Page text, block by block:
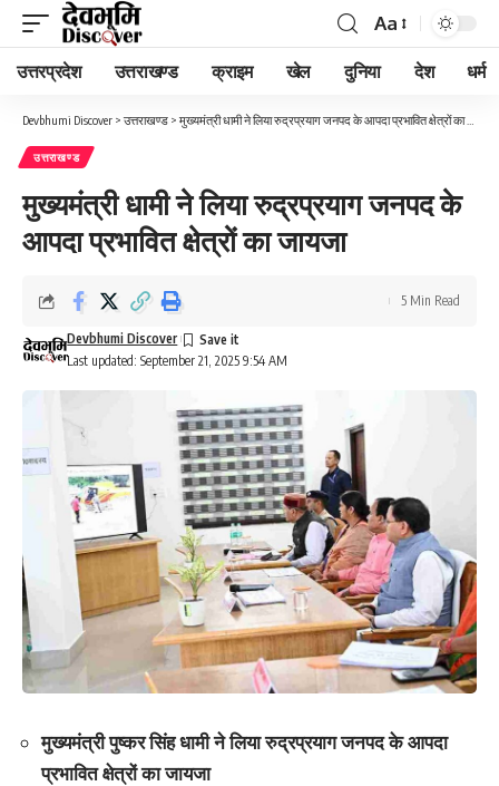
Font
Resizer
Aa
उत्तरप्रदेश उत्तराखण्ड क्राइम खेल दुनिया देश धर्म
Devbhumi Discover > उत्तराखण्ड > मुख्यमंत्री धामी ने लिया रुद्रप्रयाग जनपद के आपदा प्रभावित क्षेत्रों का जायजा
उत्तराखण्ड
मुख्यमंत्री धामी ने लिया रुद्रप्रयाग जनपद के
आपदा प्रभावित क्षेत्रों का जायजा
Last updated: September 21, 2025 9:54 AM
Devbhumi Discover
5 Min Read
मुख्यमंत्री पुष्कर सिंह धामी ने लिया रुद्रप्रयाग जनपद के आपदा
प्रभावित क्षेत्रों का जायजा